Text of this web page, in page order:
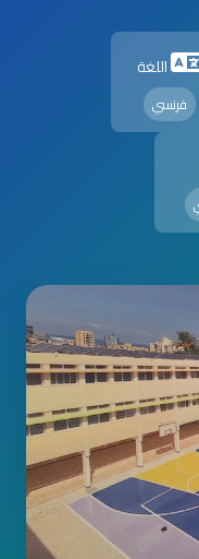
اللغة
فرنسي